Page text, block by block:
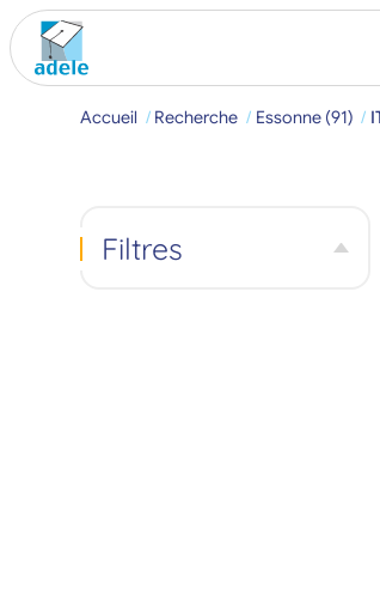
Accueil Recherche Essonne (91)
Filtres